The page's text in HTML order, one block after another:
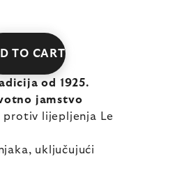
TO CART
od 1925.
jamstvo
protiv lijepljenja Le
uključujući